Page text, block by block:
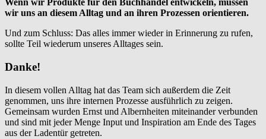
Wenn wir Produkte für den Buchhandel entwickeln, müssen
wir uns an diesem Alltag und an ihren Prozessen orientieren.
Und zum Schluss: Das alles immer wieder in Erinnerung zu rufen,
sollte Teil wiederum unseres Alltages sein.
Danke!
In diesem vollen Alltag hat das Team sich außerdem die Zeit
genommen, uns ihre internen Prozesse ausführlich zu zeigen.
Gemeinsam wurden Ernst und Albernheiten miteinander verbunden
und sind mit jeder Menge Input und Inspiration am Ende des Tages
aus der Ladentür getreten.